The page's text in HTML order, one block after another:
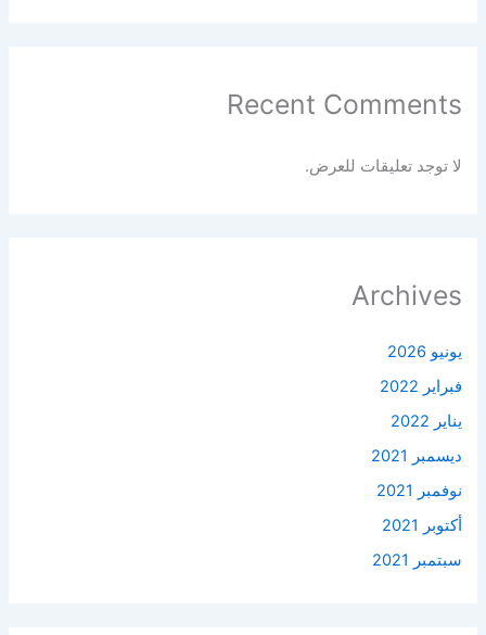
Recent Comments
لا توجد تعليقات للعرض.
Archives
يونيو 2026
فبراير 2022
يناير 2022
ديسمبر 2021
نوفمبر 2021
أكتوبر 2021
سبتمبر 2021